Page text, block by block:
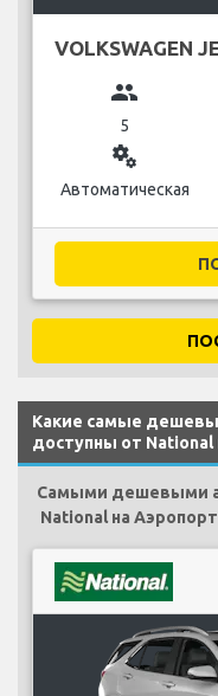
VOLKSWAGEN
group
5
miscellaneous_services
Автоматическая
Какие самые
доступны от National
Самыми дешевыми
National на